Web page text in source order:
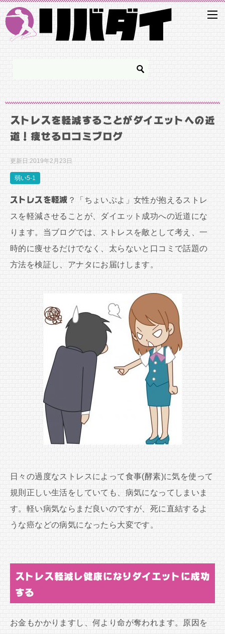
ストレスを軽減することがダイエットへの近
道！痩せる口コミブログ
更新日:2019年2月23日
弱い5-1
ストレスを軽減 ？「ちょいぷよ」女性が抱えるストレ
スを軽減させることが、ダイエット成功への近道にな
ります。当ブログでは、ストレスを敵として考え、一
時的に痩せるだけでなく、太らないと口コミで話題の
方法を検証し、アナタにお届けします。
日々の過度なストレスによって食事(酵素)に気を使って
規則正しい生活をしていても、病気になってしまいま
す。軽い病気ならまだ良いのですが、死に直結するよ
うな癌などの病気になったら大変です。
ストレス軽減し健康になりダイエットに成功
する
お金もかかりますし、何より命が奪われます。原因を